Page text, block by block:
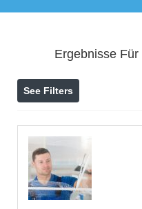
Ergebnisse Für
See Filters